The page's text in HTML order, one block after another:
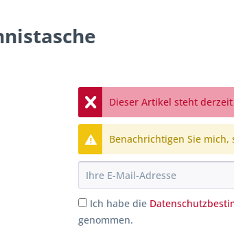
Dieser Artikel steht
Benachrichtigen Sie
Ich habe die
genommen.